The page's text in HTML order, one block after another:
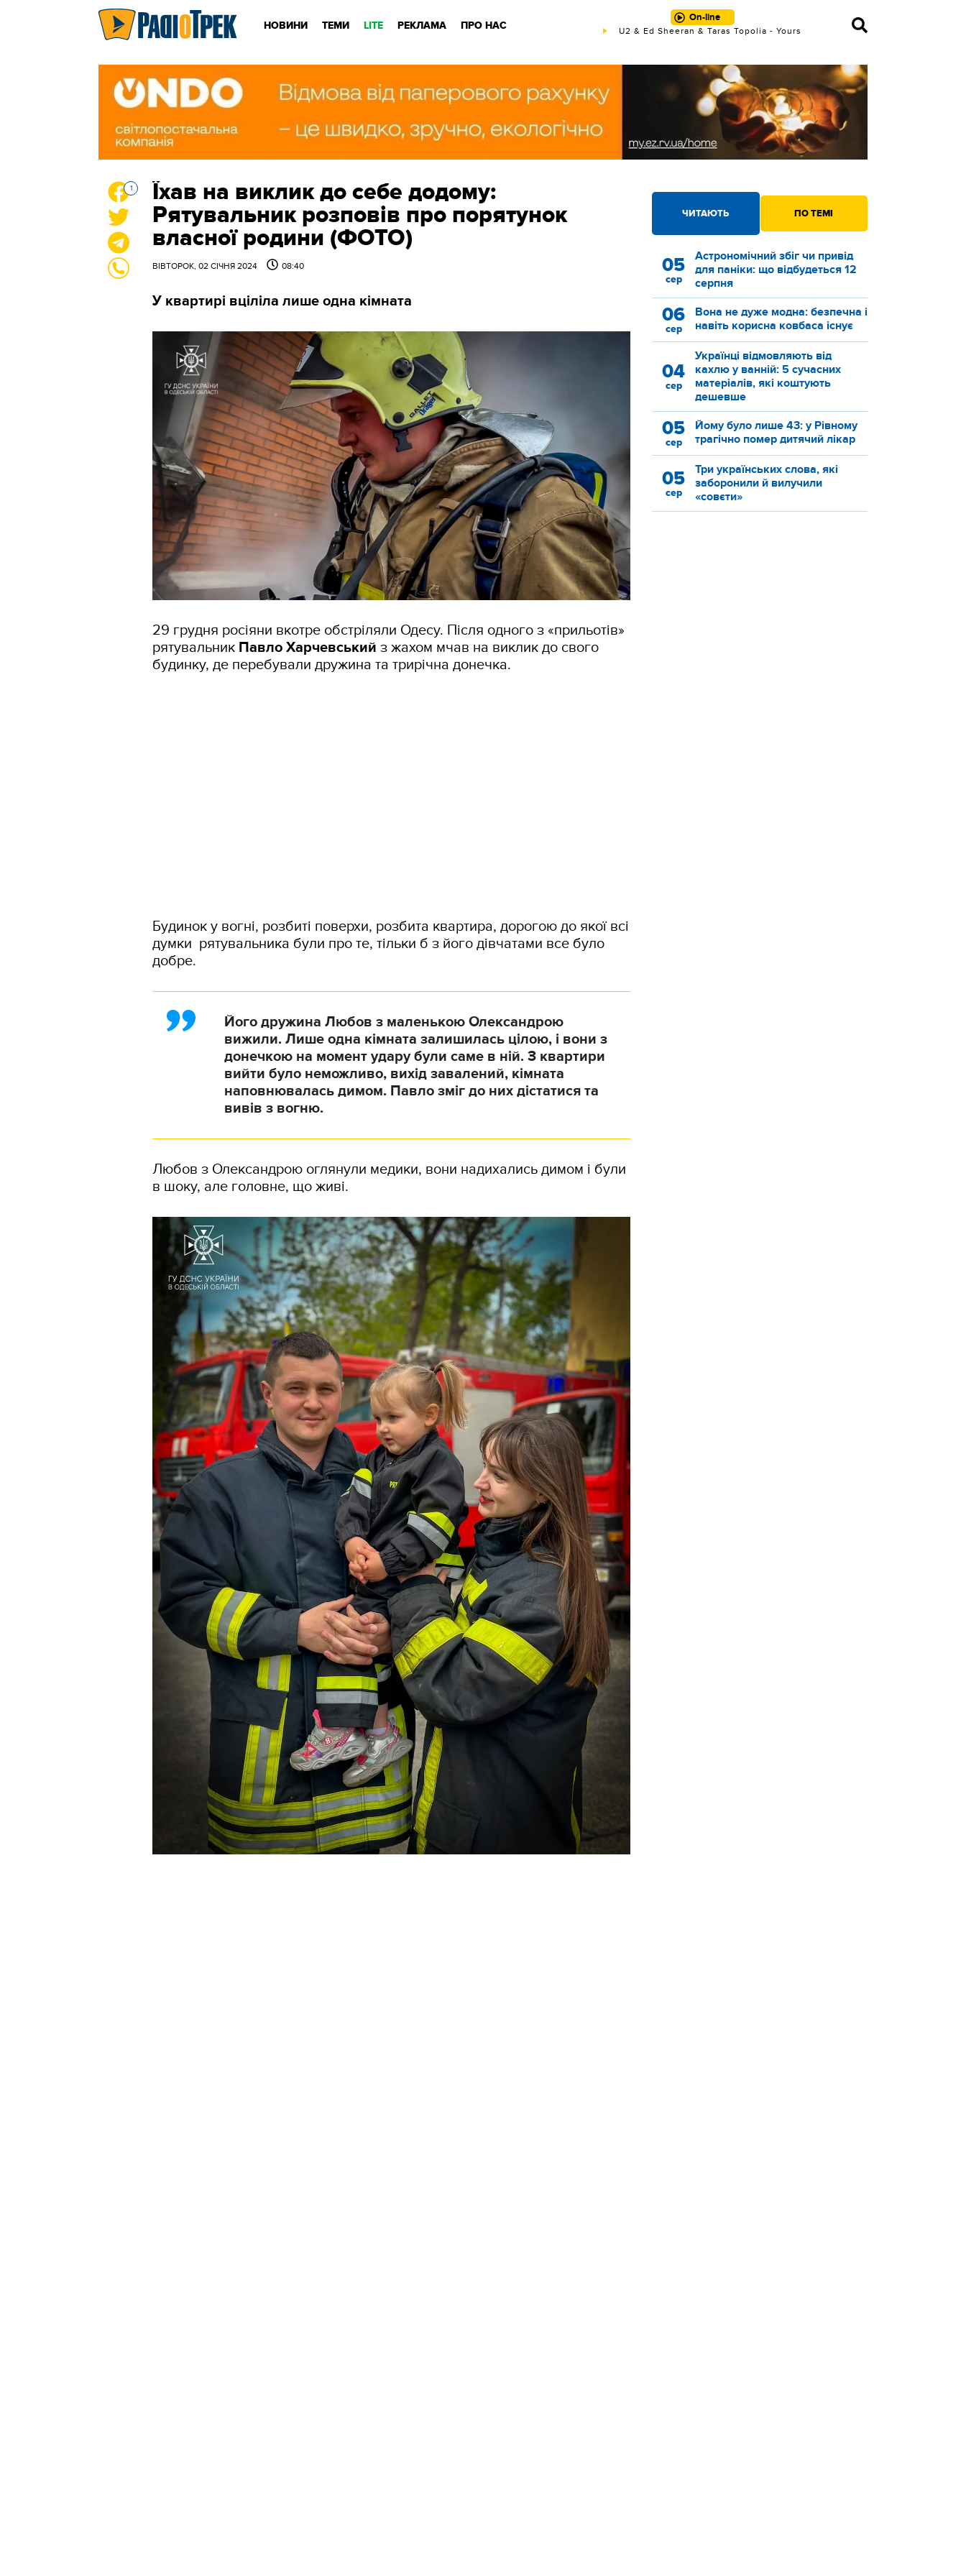
НОВИНИ ТЕМИ LITE РЕКЛАМА ПРО НАС
On-line
U2 & Ed Sheeran & Taras Topolia - Yours
1
Їхав на виклик до себе додому:
Рятувальник розповів про порятунок
власної родини (ФОТО)
ВІВТОРОК, 02 СІЧНЯ 2024 08:40
У квартирі вціліла лише одна кімната
29 грудня росіяни вкотре обстріляли Одесу. Після одного з «прильотів»
рятувальник Павло Харчевський з жахом мчав на виклик до свого
будинку, де перебували дружина та трирічна донечка.
Будинок у вогні, розбиті поверхи, розбита квартира, дорогою до якої всі
думки рятувальника були про те, тільки б з його дівчатами все було
добре.
Його дружина Любов з маленькою Олександрою
вижили. Лише одна кімната залишилась цілою, і вони з
донечкою на момент удару були саме в ній. З квартири
вийти було неможливо, вихід завалений, кімната
наповнювалась димом. Павло зміг до них дістатися та
вивів з вогню.
Любов з Олександрою оглянули медики, вони надихались димом і були
в шоку, але головне, що живі.
ЧИТАЮТЬ ПО ТЕМІ
05
сер
Астрономічний збіг чи привід
для паніки: що відбудеться 12
серпня
06
сер
Вона не дуже модна: безпечна і
навіть корисна ковбаса існує
04
сер
Українці відмовляють від
кахлю у ванній: 5 сучасних
матеріалів, які коштують
дешевше
05
сер
Йому було лише 43: у Рівному
трагічно помер дитячий лікар
05
сер
Три українських слова, які
заборонили й вилучили
«совєти»